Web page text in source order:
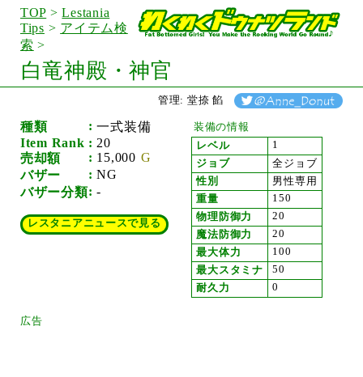
TOP >Lestania
Tips > アイテム検
索 >
白竜神殿・神官
管理: 堂捺 餡
種類
一式装備
Item Rank
20
売却額
15,000
バザー
NG
バザー分類
-
レスタニアニュースで見る
装備の情報
レベル
1
ジョブ
全ジョブ
性別
男性専用
重量
150
物理防御力
20
魔法防御力
20
最大体力
100
最大スタミナ
50
耐久力
0